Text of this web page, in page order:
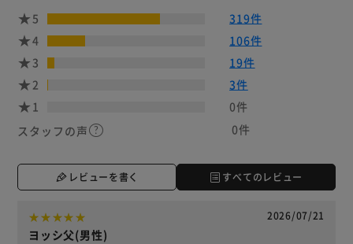
5
319件
4
106件
3
19件
2
3件
1
0件
スタッフの声
0件
レビューを書く すべてのレビュー
2026/07/21
ヨッシ父(男性)